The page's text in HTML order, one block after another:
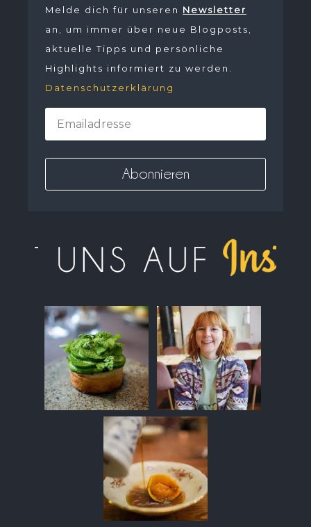
Melde dich für unseren Newsletter
an, um immer über neue Blogposts,
aktuelle Tipps und persönliche
Highlights informiert zu werden.
Datenschutzerklärung